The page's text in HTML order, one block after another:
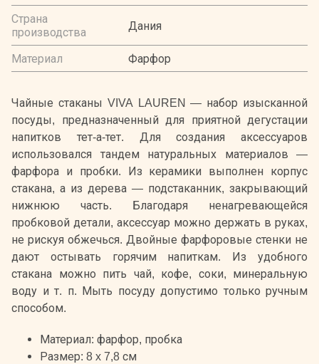
Страна
производства
Дания
Материал Фарфор
Чайные стаканы VIVA LAUREN — набор изысканной
посуды, предназначенный для приятной дегустации
напитков тет-а-тет. Для создания аксессуаров
использовался тандем натуральных материалов —
фарфора и пробки. Из керамики выполнен корпус
стакана, а из дерева — подстаканник, закрывающий
нижнюю часть. Благодаря ненагревающейся
пробковой детали, аксессуар можно держать в руках,
не рискуя обжечься. Двойные фарфоровые стенки не
дают остывать горячим напиткам. Из удобного
стакана можно пить чай, кофе, соки, минеральную
воду и т. п. Мыть посуду допустимо только ручным
способом.
Материал: фарфор, пробка
Размер: 8 x 7,8 см